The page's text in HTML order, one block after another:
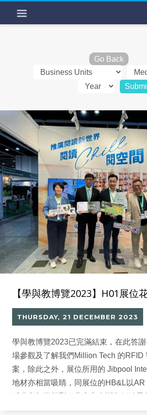
Go Back
【學與教博覽2023】H01展位
THURSDAY, 21 DECEMBER 2023
學與教博覽2023已完滿結束，在此答
場參觀及了解我們Million Tech 的RFID
案，除此之外，展位所用的 Jibpool
地材亦相當吸睛，同展位的HB&L以